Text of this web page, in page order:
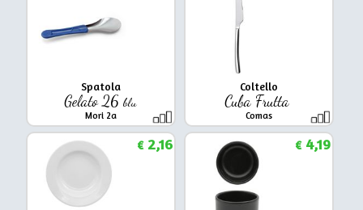
Spatola
Gelato 26blu
Mori 2a
Coltello
Cuba Frutta
Comas
€2,16 €4,19